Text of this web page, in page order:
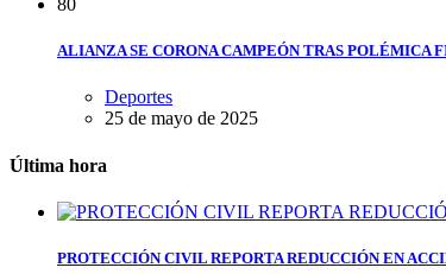
80
ALIANZA SE CORONA CAMPEÓN TRAS POLÉMICA
Deportes
25 de mayo de 2025
Última hora
PROTECCIÓN CIVIL REPORTA REDUCCIÓN EN